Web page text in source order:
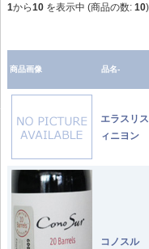
1から10 を表示中 (商品の数: 10)
商品画像 品名-
エラスリ
ィニヨン
コノスル